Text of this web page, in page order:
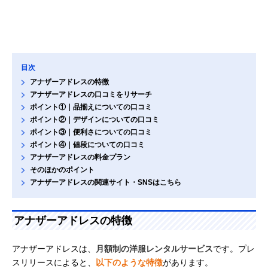
目次
アナザーアドレスの特徴
アナザーアドレスの口コミをリサーチ
ポイント①｜品揃えについての口コミ
ポイント②｜デザインについての口コミ
ポイント③｜便利さについての口コミ
ポイント④｜値段についての口コミ
アナザーアドレスの料金プラン
そのほかのポイント
アナザーアドレスの関連サイト・SNSはこちら
アナザーアドレスの特徴
アナザーアドレスは、 月額制の洋服レンタルサービスです。プレ
スリリースによると、
以下のような特徴があります。